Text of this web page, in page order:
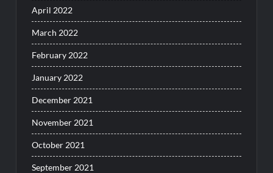
April 2022
March 2022
February 2022
January 2022
December 2021
November 2021
October 2021
September 2021